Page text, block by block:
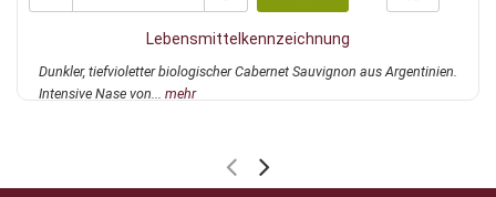
Lebensmittelkennzeichnung
Dunkler, tiefvioletter biologischer Cabernet Sauvignon aus Argentinien.
Intensive Nase von... mehr